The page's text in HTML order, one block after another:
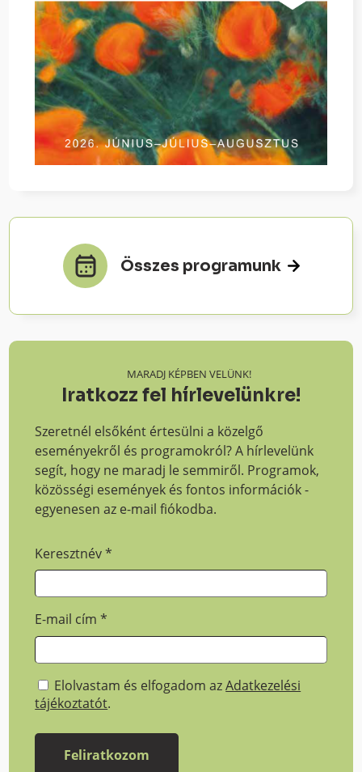
Összes programunk
MARADJ KÉPBEN VELÜNK!
Iratkozz fel hírlevelünkre!
Szeretnél elsőként értesülni a közelgő
eseményekről és programokról? A hírlevelünk
segít, hogy ne maradj le semmiről. Programok,
közösségi események és fontos információk -
egyenesen az e-mail fiókodba.
Keresztnév*
E-mail cím*
Elolvastam és elfogadom azAdatkezelési
tájékoztatót.